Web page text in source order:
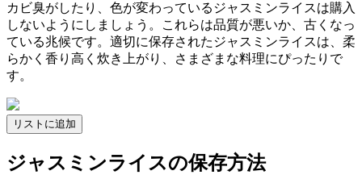
カビ臭がしたり、色が変わっているジャスミンライスは購入
しないようにしましょう。これらは品質が悪いか、古くなっ
ている兆候です。適切に保存されたジャスミンライスは、柔
らかく香り高く炊き上がり、さまざまな料理にぴったりで
す。
リストに追加
ジャスミンライスの保存方法